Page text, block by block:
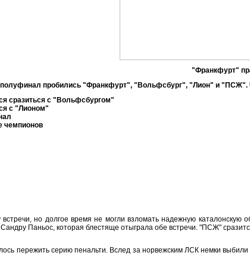
"Франкфурт"
пробились "Франкфурт", "Вольфсбург", "Лион" и "ПСЖ".
сразиться с "Вольфсбургом"
с "Лионом"
чемпионов
но долгое время не могли взломать надежную
Сандру Паньос, которая блестяще отыграла обе встречи. "ПСЖ"
пережить серию пенальти. Вслед за норвежским ЛСК немки